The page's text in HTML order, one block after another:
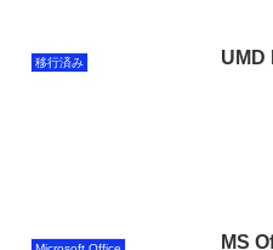
移行済み UMD
MS